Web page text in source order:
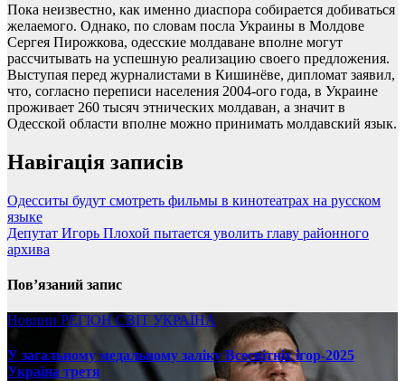
Пока неизвестно, как именно диаспора собирается добиваться
желаемого. Однако, по словам посла Украины в Молдове
Сергея Пирожкова, одесские молдаване вполне могут
рассчитывать на успешную реализацию своего предложения.
Выступая перед журналистами в Кишинёве, дипломат заявил,
что, согласно переписи населения 2004-ого года, в Украине
проживает 260 тысяч этнических молдаван, а значит в
Одесской области вполне можно принимать молдавский язык.
Навігація записів
Одесситы будут смотреть фильмы в кинотеатрах на русском
языке
Депутат Игорь Плохой пытается уволить главу районного
архива
Пов’язаний запис
Новини РЕГІОНСВІТ УКРАЇНА
У загальному медальному заліку Всесвітніх ігор-2025
Україна третя